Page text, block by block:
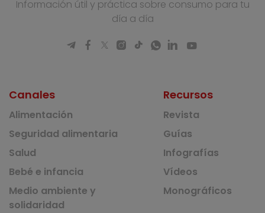
Información útil y práctica sobre consumo para tu
día a día
Canales
Alimentación
Seguridad alimentaria
Salud
Bebé e infancia
Medio ambiente y
solidaridad
Recursos
Revista
Guías
Infografías
Vídeos
Monográficos